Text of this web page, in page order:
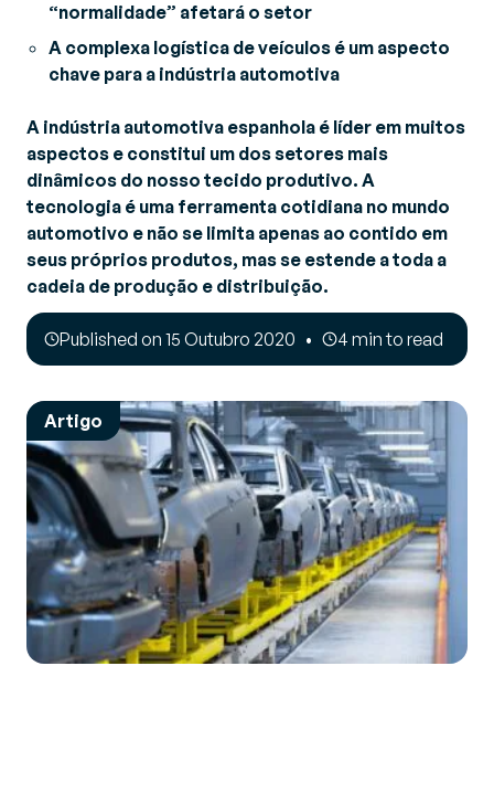
“normalidade” afetará o setor
A complexa logística de veículos é um aspecto
chave para a indústria automotiva
A indústria automotiva espanhola é líder em muitos
aspectos e constitui um dos setores mais
dinâmicos do nosso tecido produtivo. A
tecnologia é uma ferramenta cotidiana no mundo
automotivo e não se limita apenas ao contido em
seus próprios produtos, mas se estende a toda a
cadeia de produção e distribuição.
Published on 15 Outubro 2020 4 min to read
Artigo